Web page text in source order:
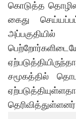
கொடுத்த
கைது
சமூகத்தில்